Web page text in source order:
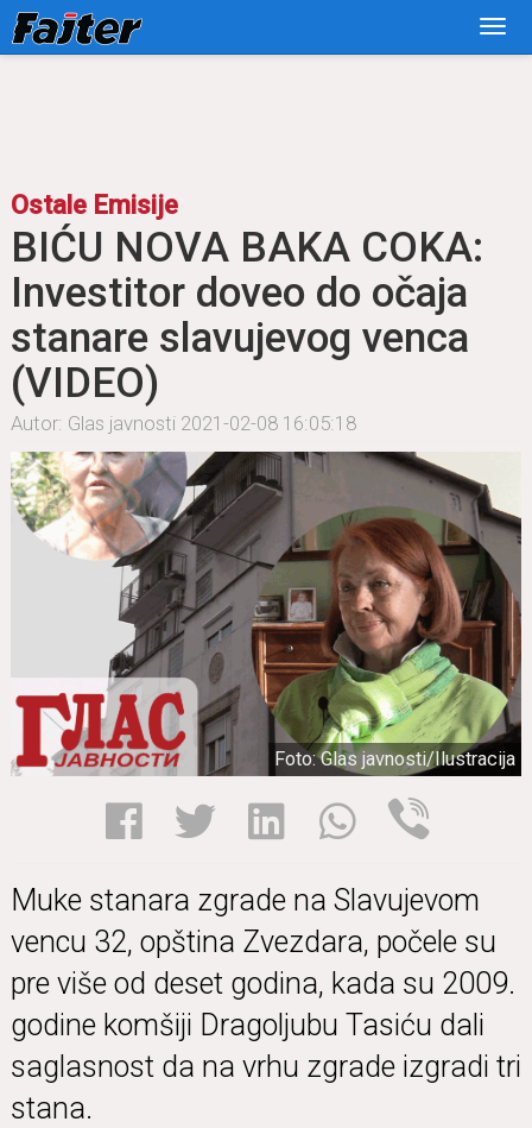
Ostale Emisije
BIĆU NOVA BAKA COKA:
Investitor doveo do očaja
stanare slavujevog venca
(VIDEO)
Autor: Glas javnosti 2021-02-08 16:05:18
Foto: Glas javnosti/Ilustracija
Muke stanara zgrade na Slavujevom
vencu 32, opština Zvezdara, počele su
pre više od deset godina, kada su 2009.
godine komšiji Dragoljubu Tasiću dali
saglasnost da na vrhu zgrade izgradi tri
stana.